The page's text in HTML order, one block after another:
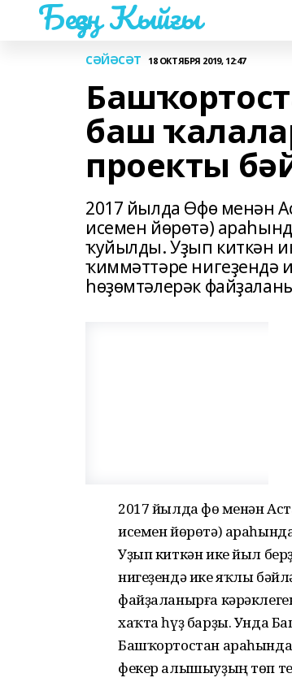
Беҙҙең Ҡыйғы
СӘЙӘСӘТ 18 ОКТЯБРЯ 2019, 12:47
баш
проекты
2017 йылда Өфө менән
исемен йөрөтә)
ҡуйылды. Уҙып киткән
ҡиммәттәре нигеҙендә
һөҙөмтәлерәк
2017 йылда Өфө менән
исемен йөрөтә)
Уҙып киткән ике йыл
нигеҙендә ике яҡлы
файҙаланырға
хаҡта һүҙ барҙы. Унда
Башҡортостан
фекер алышыуҙың төп